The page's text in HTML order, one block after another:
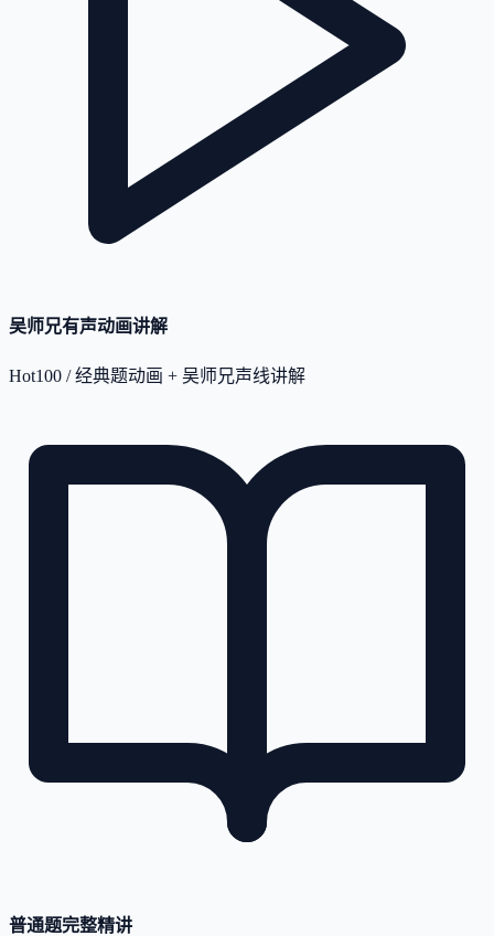
吴师兄有声动画讲解
Hot100 / 经典题动画 + 吴师兄声线讲解
普通题完整精讲